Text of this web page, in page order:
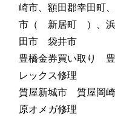
崎市、額田郡幸田町
市（ 新居町 ）、
田市 袋井市
豊橋金券買い取り
レックス修理
質屋新城市 質屋岡
原オメガ修理